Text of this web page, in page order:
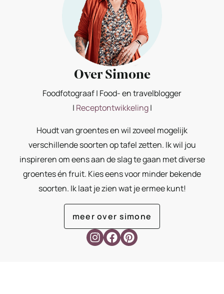
Over Simone
Foodfotograaf | Food- en travelblogger
| Receptontwikkeling|
Houdt van groentes en wil zoveel mogelijk
verschillende soorten op tafel zetten. Ik wil jou
inspireren om eens aan de slag te gaan met diverse
groentes én fruit. Kies eens voor minder bekende
soorten. Ik laat je zien wat je ermee kunt!
meer over simone